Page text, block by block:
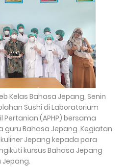
Kelas Bahasa Jepang, Senin
Sushi di Laboratorium
Pertanian (APHP) bersama
guru Bahasa Jepang. Kegiatan
Jepang kepada para
kursus Bahasa Jepang